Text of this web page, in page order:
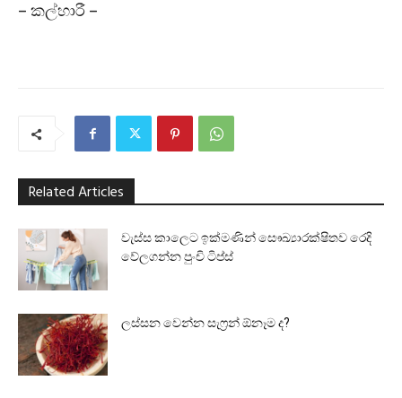
– කල්හාරී –
Related Articles
වැස්ස කාලෙට ඉක්මණින් සෞඛ්‍යාරක්ෂිතව රෙදි
වේලගන්න පුංචි ටිප්ස්
ලස්සන වෙන්න සැෆ්‍රන් ඕනෑම ද?